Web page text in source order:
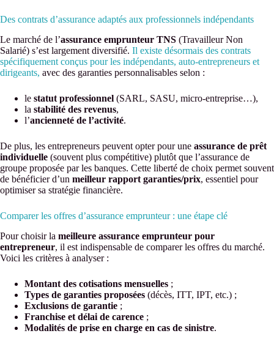
Des contrats d’assurance adaptés aux professionnels indépendants
Le marché de l’assurance emprunteur TNS (Travailleur Non
Salarié) s’est largement diversifié. Il existe désormais des contrats
spécifiquement conçus pour les indépendants, auto-entrepreneurs et
dirigeants, avec des garanties personnalisables selon :
le statut professionnel (SARL, SASU, micro-entreprise…),
la stabilité des revenus,
l’ancienneté de l’activité.
De plus, les entrepreneurs peuvent opter pour une assurance de prêt
individuelle (souvent plus compétitive) plutôt que l’assurance de
groupe proposée par les banques. Cette liberté de choix permet souvent
de bénéficier d’un meilleur rapport garanties/prix, essentiel pour
optimiser sa stratégie financière.
Comparer les offres d’assurance emprunteur : une étape clé
Pour choisir la meilleure assurance emprunteur pour
entrepreneur, il est indispensable de comparer les offres du marché.
Voici les critères à analyser :
Montant des cotisations mensuelles ;
Types de garanties proposées (décès, ITT, IPT, etc.) ;
Exclusions de garantie ;
Franchise et délai de carence ;
Modalités de prise en charge en cas de sinistre.